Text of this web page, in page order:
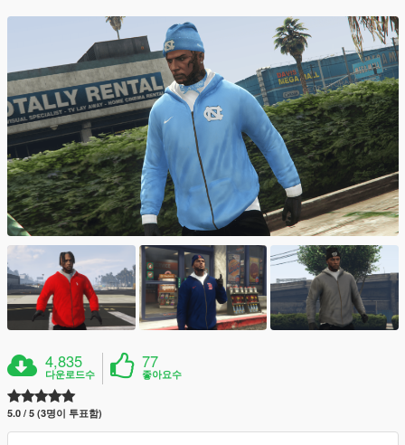
4,835
다운로드수
77
좋아요수
5.0 / 5 (3명이 투표함)